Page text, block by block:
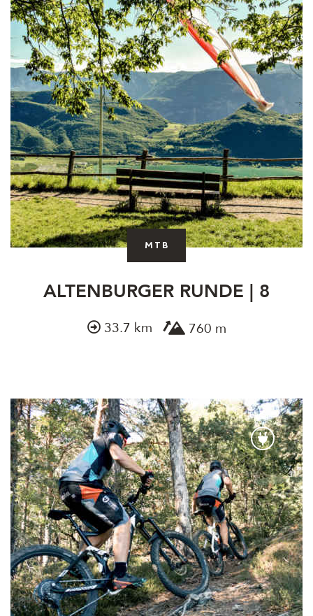
MTB
ALTENBURGER RUNDE | 8
33.7 km 760 m